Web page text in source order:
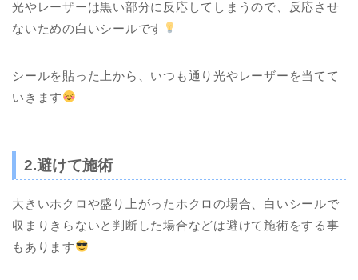
光やレーザーは黒い部分に反応してしまうので、反応させ
ないための白いシールです
シールを貼った上から、いつも通り光やレーザーを当てて
いきます
2.避けて施術
大きいホクロや盛り上がったホクロの場合、白いシールで
収まりきらないと判断した場合などは避けて施術をする事
もあります